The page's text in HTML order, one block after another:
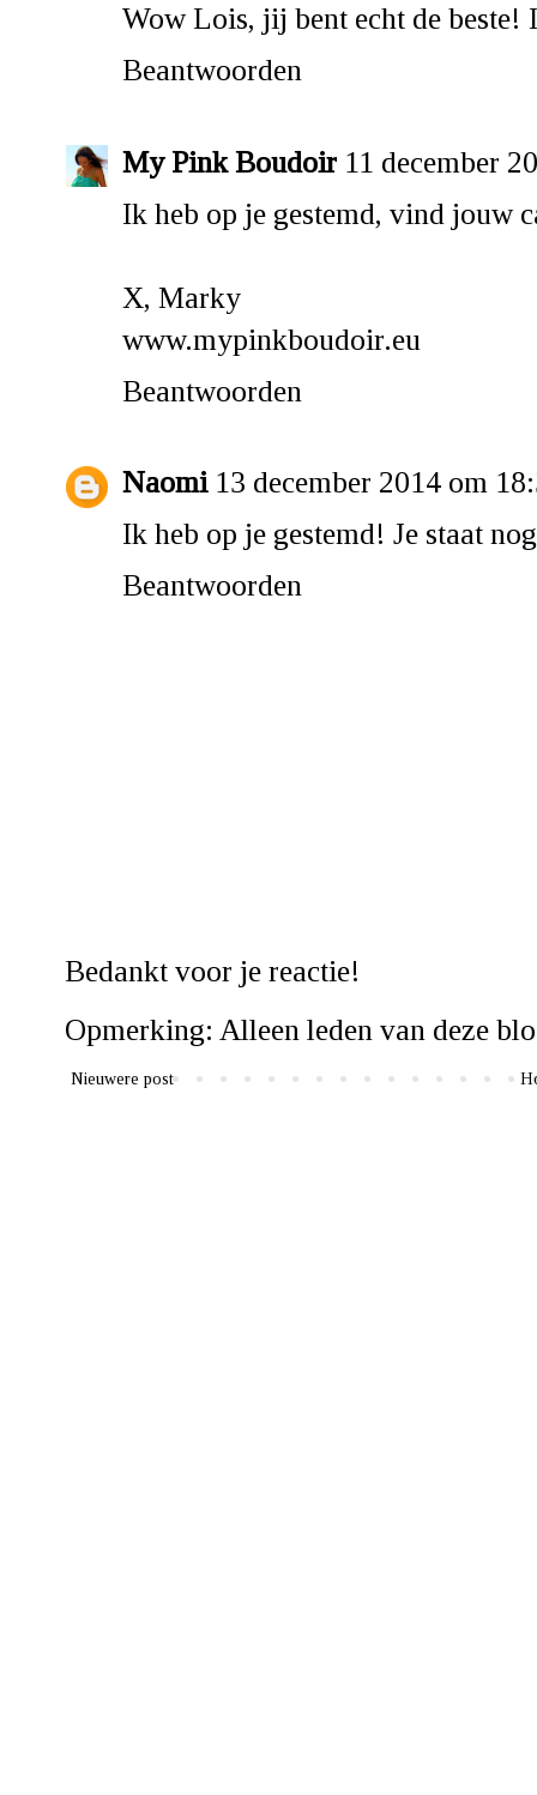
Wow Lois, jij bent echt de beste!
Beantwoorden
My Pink Boudoir 11 december
Ik heb op je gestemd, vind jouw
X, Marky
www.mypinkboudoir.eu
Beantwoorden
Naomi 13 december 2014 om
Ik heb op je gestemd! Je staat
Beantwoorden
Bedankt voor je reactie!
Opmerking: Alleen leden van deze
Nieuwere post